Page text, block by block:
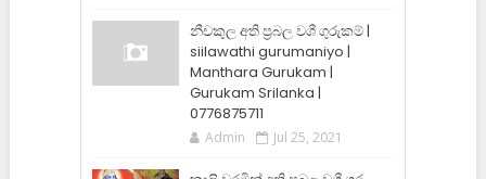
නීචකුල අති ප්‍රබල වශී ගුරුකම් |
siilawathi gurumaniyo |
Manthara Gurukam |
Gurukam Srilanka |
0776875711
Admin Jul 25, 2021